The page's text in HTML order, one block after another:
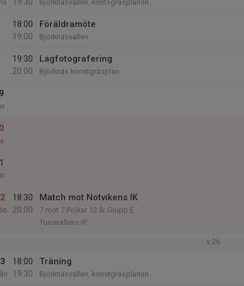
Björknäsvallen, kontsgräsplanen
18:00
19:00
Föräldramöte
Björknäsvallen
19:30
20:00
Lagfotografering
Björknäs konstgräsplan
18:30
20:00
Match mot Notvikens IK
7 mot 7 Pojkar 12 år Grupp E
Tunavallens IP
v.26
18:00
19:30
Träning
Björknäsvallen, konstgräsplanen